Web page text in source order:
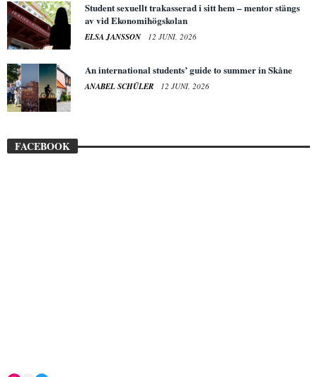
Student sexuellt trakasserad i sitt hem – mentor stängs
av vid Ekonomihögskolan
ELSA JANSSON 12 JUNI, 2026
An international students’ guide to summer in Skåne
ANABEL SCHÜLER 12 JUNI, 2026
FACEBOOK